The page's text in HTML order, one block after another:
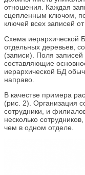
отношения. Каждая
сцепленным ключом,
ключей всех записей
Схема иерархической
отдельных деревьев,
(записи). Поля
составляющие
иерархической БД
направо.
В качестве примера
(рис. 2). Организация
сотрудники, и
несколько
чем в одном отделе.